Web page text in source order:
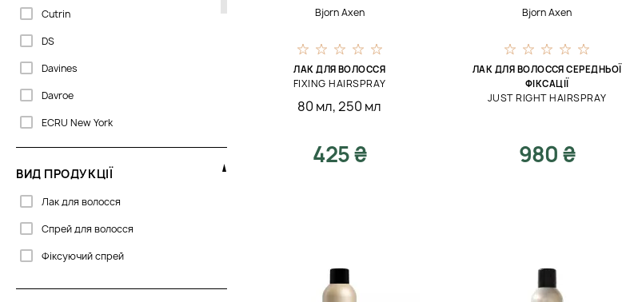
Cutrin
DS
Davines
Davroe
ECRU New York
Forme
Greensoho
Joico
La Biosthetique
Lebel
Lee Stafford
ВИД ПРОДУКЦІЇ
Лак для волосся
Спрей для волосся
Фіксуючий спрей
Bjorn Axen
ЛАК ДЛЯ ВОЛОССЯ
FIXING HAIRSPRAY
80 мл,250 мл
425 ₴
Bjorn Axen
ЛАК ДЛЯ ВОЛОССЯ СЕРЕДНЬОЇ
ФІКСАЦІЇ
JUST RIGHT HAIRSPRAY
980 ₴